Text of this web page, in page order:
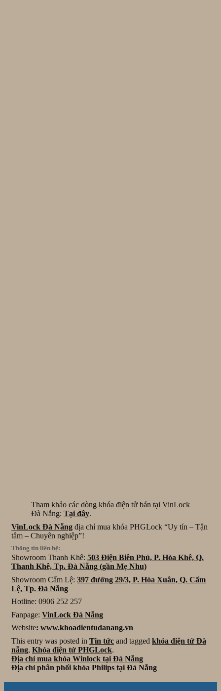
Tham khảo các dòng khóa điện tử bán tại VinLock
Đà Nẵng: Tại đây.
VinLock Đà Nẵng địa chỉ mua khóa PHGLock “Uy tín – Tận
tâm – Chuyên nghiệp”!
Thông tin liên hệ:
Showroom Thanh Khê: 503 Điện Biên Phủ, P. Hòa Khê, Q.
Thanh Khê, Tp. Đà Nẵng (gần Mẹ Nhu)
Showroom Cẩm Lệ: 397 đường 29/3, P. Hòa Xuân, Q. Cẩm
Lệ, Tp. Đà Nẵng
Hotline: 0906 252 257
Fanpage: VinLock Đà Nẵng
Website: www.khoadientudanang.vn
This entry was posted in Tin tức and tagged khóa điện tử Đà
nẵng, Khóa điện tử PHGLock.
Địa chỉ mua khóa Winlock tại Đà Nẵng
Địa chỉ phân phối khóa Philips tại Đà Nẵng